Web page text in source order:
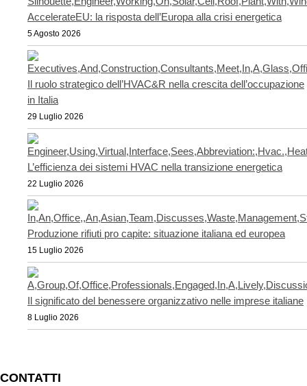
AccelerateEU: la risposta dell’Europa alla crisi energetica
5 Agosto 2026
Il ruolo strategico dell’HVAC&R nella crescita dell’occupazione
in Italia
29 Luglio 2026
L’efficienza dei sistemi HVAC nella transizione energetica
22 Luglio 2026
Produzione rifiuti pro capite: situazione italiana ed europea
15 Luglio 2026
Il significato del benessere organizzativo nelle imprese italiane
8 Luglio 2026
CONTATTI